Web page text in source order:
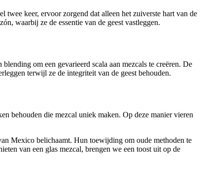
twee keer, ervoor zorgend dat alleen het zuiverste hart van de
waarbij ze de essentie van de geest vastleggen.
om een ​​gevarieerd scala aan mezcals te creëren. De
terwijl ze de integriteit van de geest behouden.
behouden die mezcal uniek maken. Op deze manier vieren
Mexico belichaamt. Hun toewijding om oude methoden te
van een glas mezcal, brengen we een toost uit op de